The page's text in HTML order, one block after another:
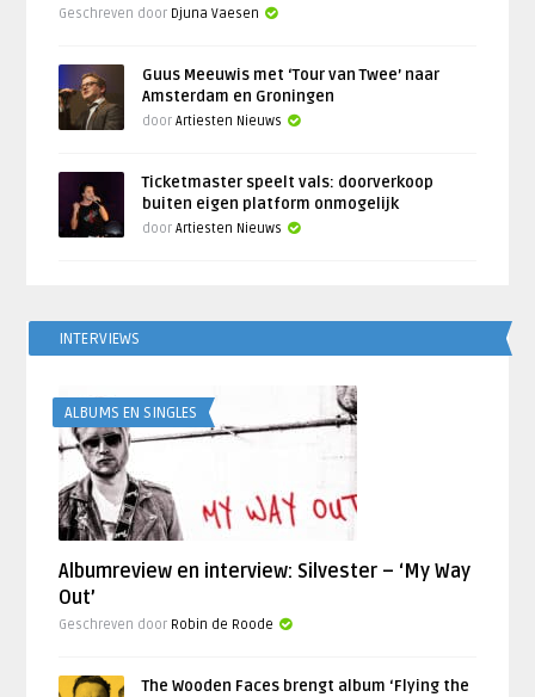
Geschreven door Djuna Vaesen
Guus Meeuwis met ‘Tour van Twee’ naar
Amsterdam en Groningen
doorArtiesten Nieuws
Ticketmaster speelt vals: doorverkoop
buiten eigen platform onmogelijk
doorArtiesten Nieuws
INTERVIEWS
ALBUMS EN SINGLES
Albumreview en interview: Silvester – ‘My Way
Out’
Geschreven door Robin de Roode
The Wooden Faces brengt album ‘Flying the